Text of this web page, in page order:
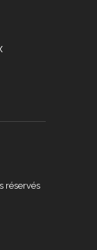
réservés